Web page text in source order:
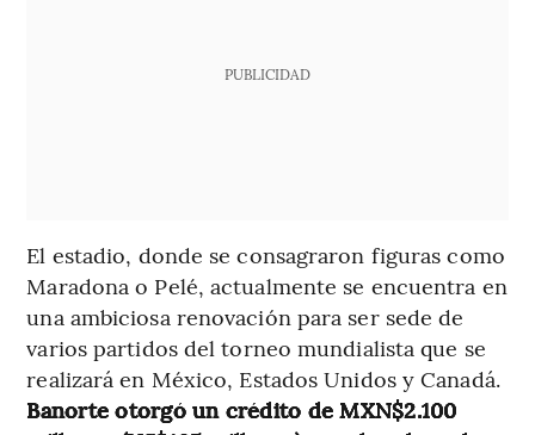
PUBLICIDAD
El estadio, donde se consagraron figuras como
Maradona o Pelé, actualmente se encuentra en
una ambiciosa renovación para ser sede de
varios partidos del torneo mundialista que se
realizará en México, Estados Unidos y Canadá.
Banorte otorgó un crédito de MXN$2.100